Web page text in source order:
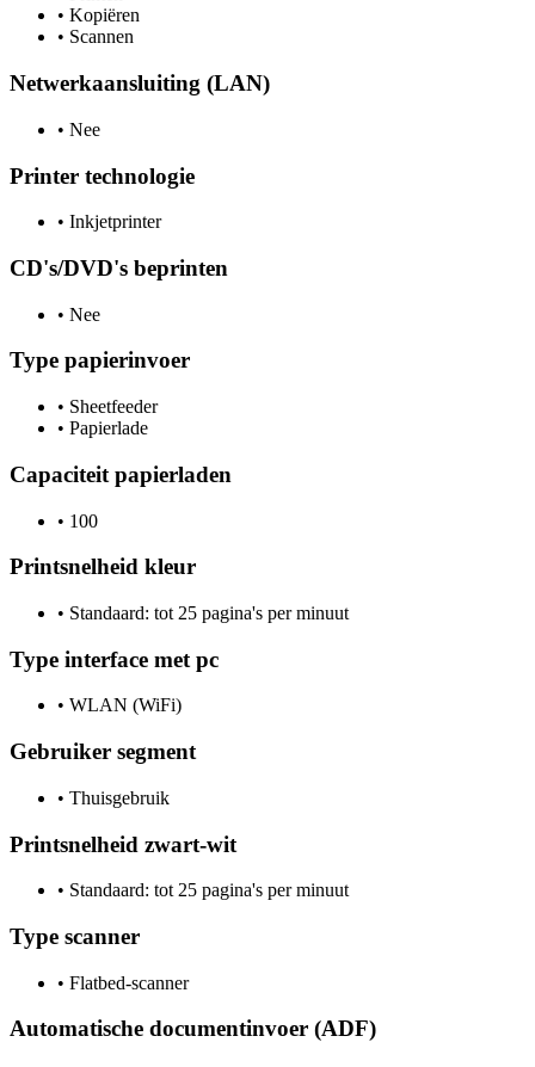
• Kopiëren
• Scannen
Netwerkaansluiting (LAN)
• Nee
Printer technologie
• Inkjetprinter
CD's/DVD's beprinten
• Nee
Type papierinvoer
• Sheetfeeder
• Papierlade
Capaciteit papierladen
• 100
Printsnelheid kleur
• Standaard: tot 25 pagina's per minuut
Type interface met pc
• WLAN (WiFi)
Gebruiker segment
• Thuisgebruik
Printsnelheid zwart-wit
• Standaard: tot 25 pagina's per minuut
Type scanner
• Flatbed-scanner
Automatische documentinvoer (ADF)